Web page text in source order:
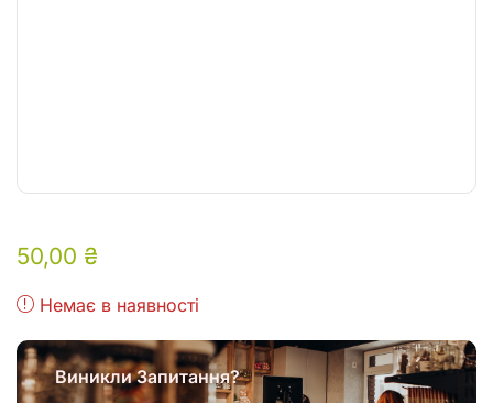
50,00 ₴
Немає в наявності
Виникли Запитання?